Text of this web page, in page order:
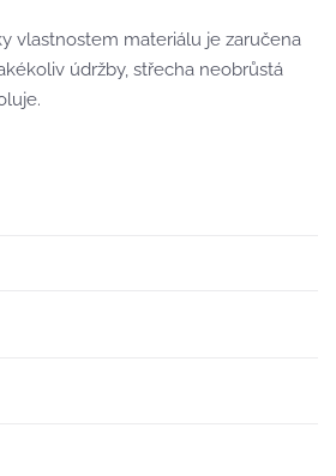
vlastnostem materiálu je zaručena
údržby, střecha neobrůstá